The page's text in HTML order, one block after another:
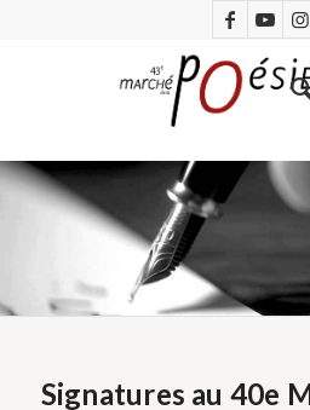
Signatures au 40e